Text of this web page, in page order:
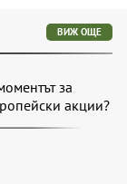
ВИЖ ОЩЕ
за
акции?